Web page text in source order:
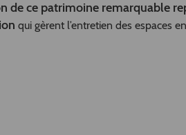
de ce patrimoine remarquable
qui gèrent l’entretien des espaces